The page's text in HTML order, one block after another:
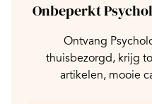
Onbeperkt
Ontvang
thuisbezorgd, krijg
artikelen, mooie